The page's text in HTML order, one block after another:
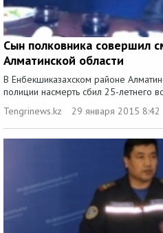
Сын полковника совершил
Алматинской области
В Енбекшиказахском районе
полиции насмерть сбил 25-летнего
Tengrinews.kz
29 января 2015 8:42